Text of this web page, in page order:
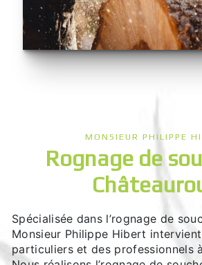
MONSIEUR PHILIPPE
rognage de souches à
Spécialisée dans l’rognage de souches, l’entreprise
Monsieur Philippe Hibert
particuliers et des professionnels